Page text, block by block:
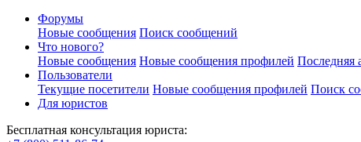
Форумы
Новые сообщения Поиск сообщений
Что нового?
Новые сообщения Новые сообщения профилей Последняя
Пользователи
Текущие посетители Новые сообщения профилей Поиск
Для юристов
Бесплатная консультация юриста: